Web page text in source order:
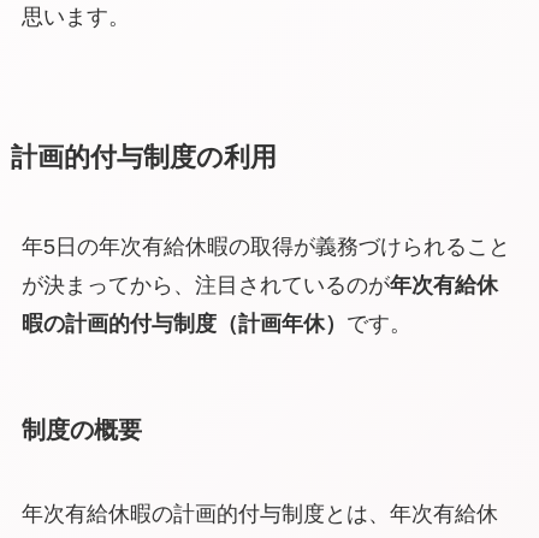
思います。
計画的付与制度の利用
年5日の年次有給休暇の取得が義務づけられること
が決まってから、注目されているのが年次有給休
暇の計画的付与制度（計画年休） です。
制度の概要
年次有給休暇の計画的付与制度とは、年次有給休